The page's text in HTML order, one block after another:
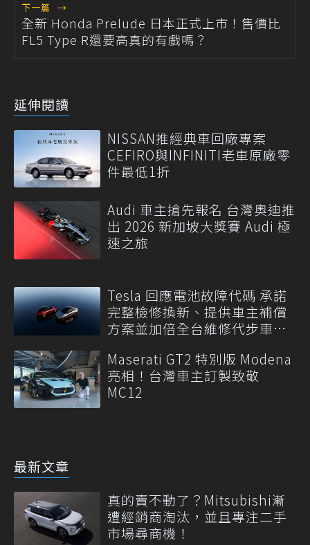
下一篇 →
全新 Honda Prelude 日本正式上市！售價比
FL5 Type R還要高真的有戲嗎？
延伸閱讀
NISSAN推經典車回廠專案
CEFIRO與INFINITI老車原廠零
件最低1折
Audi 車主搶先報名 台灣奧迪推
出 2026 新加坡大獎賽 Audi 極
速之旅
Tesla 回應電池故障代碼 承諾
完整檢修換新、提供車主補償
方案並加倍全台維修代步車數
Maserati GT2 特別版 Modena
亮相！台灣車主訂製致敬
MC12
最新文章
真的賣不動了？Mitsubishi漸
遭經銷商淘汰，並且專注二手
市場尋商機！